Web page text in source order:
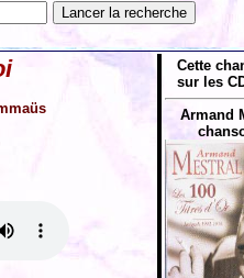
Cette
sur les
Armand